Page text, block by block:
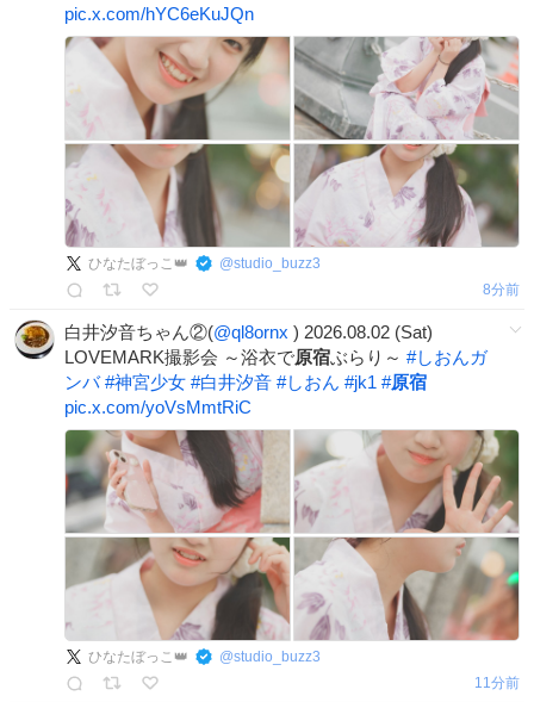
pic.x.com/hYC6eKuJQn
ひなたぼっこ👑 @studio_buzz3
8分前
白井汐音ちゃん②(@ql8ornx ) 2026.08.02 (Sat)
LOVEMARK撮影会 ～浴衣で原宿ぶらり～ #しおんガ
ンバ #神宮少女 #白井汐音 #しおん #jk1 #原宿
pic.x.com/yoVsMmtRiC
ひなたぼっこ👑 @studio_buzz3
11分前